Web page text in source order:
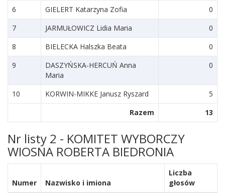
6 GIELERT Katarzyna Zofia
0
7
JARMUŁOWICZ Lidia Maria
0
8
BIELECKA Halszka Beata
0
9
DASZYŃSKA-HERCUŃ Anna
Maria
0
10 KORWIN-MIKKE Janusz Ryszard
5
Razem
13
Nr listy 2 - KOMITET WYBORCZY
WIOSNA ROBERTA BIEDRONIA
Numer Nazwisko i imiona
Liczba
głosów